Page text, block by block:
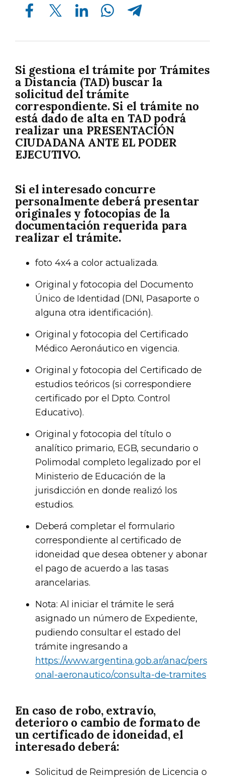
Compartir en Facebook Compartir en Twitter Compartir en Linkedin Compartir en Whatsapp Compartir en Telegram
Si gestiona el trámite por Trámites
a Distancia (TAD) buscar la
solicitud del trámite
correspondiente. Si el trámite no
está dado de alta en TAD podrá
realizar una PRESENTACIÓN
CIUDADANA ANTE EL PODER
EJECUTIVO.
Si el interesado concurre
personalmente deberá presentar
originales y fotocopias de la
documentación requerida para
realizar el trámite.
foto 4x4 a color actualizada.
Original y fotocopia del Documento
Único de Identidad (DNI, Pasaporte o
alguna otra identificación).
Original y fotocopia del Certificado
Médico Aeronáutico en vigencia.
Original y fotocopia del Certificado de
estudios teóricos (si correspondiere
certificado por el Dpto. Control
Educativo).
Original y fotocopia del título o
analítico primario, EGB, secundario o
Polimodal completo legalizado por el
Ministerio de Educación de la
jurisdicción en donde realizó los
estudios.
Deberá completar el formulario
correspondiente al certificado de
idoneidad que desea obtener y abonar
el pago de acuerdo a las tasas
arancelarias.
Nota: Al iniciar el trámite le será
asignado un número de Expediente,
pudiendo consultar el estado del
trámite ingresando a
https://www.argentina.gob.ar/anac/pers
onal-aeronautico/consulta-de-tramites
En caso de robo, extravío,
deterioro o cambio de formato de
un certificado de idoneidad, el
interesado deberá:
Solicitud de Reimpresión de Licencia o